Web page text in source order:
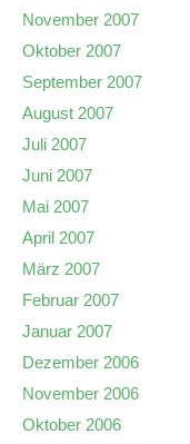
November 2007
Oktober 2007
September 2007
August 2007
Juli 2007
Juni 2007
Mai 2007
April 2007
März 2007
Februar 2007
Januar 2007
Dezember 2006
November 2006
Oktober 2006